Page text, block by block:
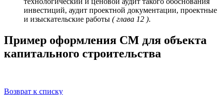
инвестиций, аудит проектной документации, проектные
и изыскательские работы ( глава 12 ).
Пример оформления СМ для объекта
капитального строительства
Возврат к списку